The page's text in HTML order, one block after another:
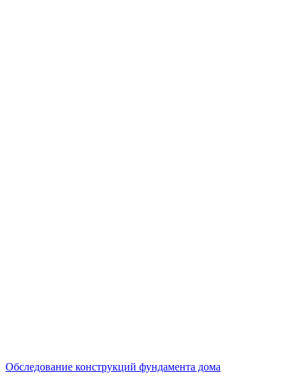
Обследование конструкций фундамента дома